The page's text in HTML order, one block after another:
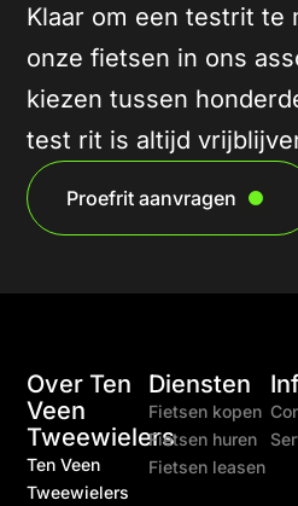
Klaar om een testrit te
onze fietsen in ons
kiezen tussen
test rit is altijd
Proefrit aanvragen
Over Ten
Veen
Tweewielers
Ten Veen
Tweewielers
Diensten
Fietsen kopen
Fietsen huren
Fietsen leasen